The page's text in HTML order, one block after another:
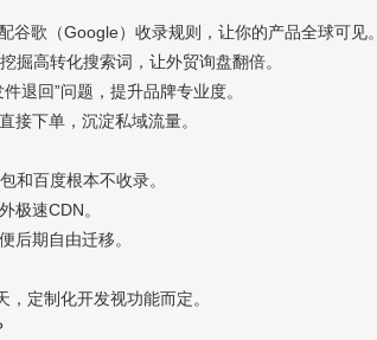
谷歌（Google）收录规则，让你的产品全球可见。
掘高转化搜索词，让外贸询盘翻倍。
退回”问题，提升品牌专业度。
接下单，沉淀私域流量。
和百度根本不收录。
极速CDN。
后期自由迁移。
定制化开发视功能而定。